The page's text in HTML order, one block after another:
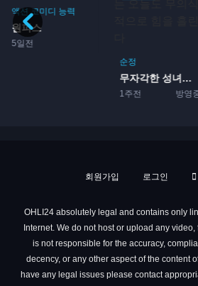
액션 코미디 능력
원피스
5일전
순정
무자각한 성녀는 오늘도 무의...
1주전 방영
회원가입 로그인
OHLI24 absolutely legal and contains only
Internet. We do not host or upload any
is not responsible for the accuracy,
decency, or any other aspect of the content
have any legal issues please contact